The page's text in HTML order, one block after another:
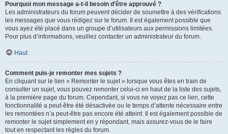
Pourquoi mon message a-t-il besoin d’être approuvé ?
Les administrateurs du forum peuvent décider de soumettre à des vérifications
les messages que vous rédigez sur le forum. Il est également possible que
vous ayez été placé dans un groupe d’utilisateurs aux permissions limitées.
Pour plus d’informations, veuillez contacter un administrateur du forum.
Haut
Comment puis-je remonter mes sujets ?
En cliquant sur le lien « Remonter le sujet » lorsque vous êtes en train de
consulter un sujet, vous pouvez remonter celui-ci en haut de la liste des sujets,
à la première page du forum. Cependant, si vous ne voyez pas ce lien, cette
fonctionnalité a peut-être été désactivée ou le temps d’attente nécessaire entre
les remontées n’a peut-être pas encore été atteint. Il est également possible de
remonter le sujet simplement en y répondant, mais assurez-vous de le faire
tout en respectant les règles du forum.